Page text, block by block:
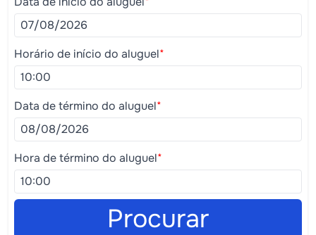
Horário de início do aluguel*
Data de término do aluguel*
Hora de término do aluguel*
Procurar